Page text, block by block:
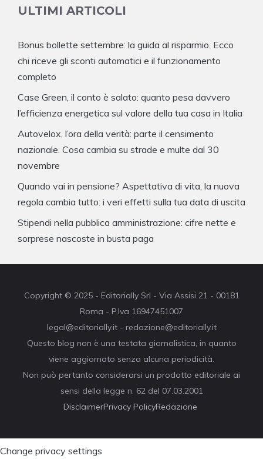
ULTIMI ARTICOLI
Bonus bollette settembre: la guida al risparmio. Ecco
chi riceve gli sconti automatici e il funzionamento
completo
Case Green, il conto è salato: quanto pesa davvero
l’efficienza energetica sul valore della tua casa in Italia
Autovelox, l’ora della verità: parte il censimento
nazionale. Cosa cambia su strade e multe dal 30
novembre
Quando vai in pensione? Aspettativa di vita, la nuova
regola cambia tutto: i veri effetti sulla tua data di uscita
Stipendi nella pubblica amministrazione: cifre nette e
sorprese nascoste in busta paga
Copyright © 2025 - Editorially Srl - Via Assisi 21 - 00181
Roma - P.Iva 16947451007
legal@editorially.it - redazione@editorially.it
Questo blog non è una testata giornalistica, in quanto
viene aggiornato senza alcuna periodicità.
Non può pertanto considerarsi un prodotto editoriale ai
sensi della legge n. 62 del 07.03.2001
DisclaimerPrivacy PolicyRedazione
Change privacy settings